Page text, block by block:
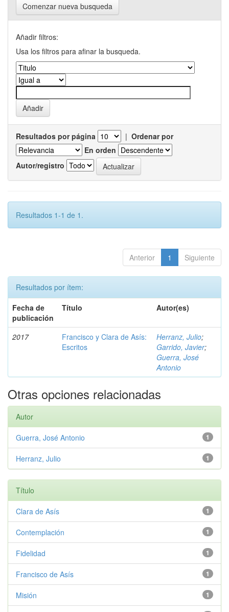
Comenzar nueva busqueda
Añadir filtros:
Usa los filtros para afinar la busqueda.
Resultados por página | Ordenar por
En orden
Autor/registro
Resultados 1-1 de 1.
Anterior 1 Siguiente
Resultados por ítem:
Fecha de
publicación
Título Autor(es)
2017
Francisco y Clara de Asís:
Escritos
Herranz, Julio;
Garrido, Javier;
Guerra, José
Antonio
Otras opciones relacionadas
Autor
1
Guerra, José Antonio
1
Herranz, Julio
Título
1
Clara de Asís
1
Contemplación
1
Fidelidad
1
Francisco de Asís
1
Misión